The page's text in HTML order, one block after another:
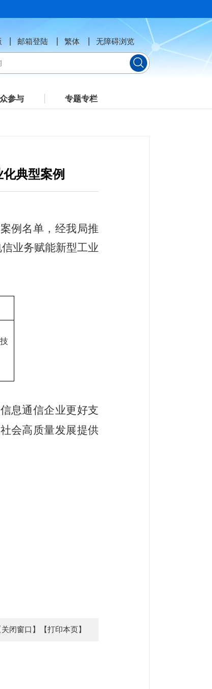
邮箱登陆 繁体 无障碍浏览
参与 专题专栏
典型案例
例名单，经我局推
业务赋能新型工业
息通信企业更好支
会高质量发展提供
关闭窗口】 【打印本页】